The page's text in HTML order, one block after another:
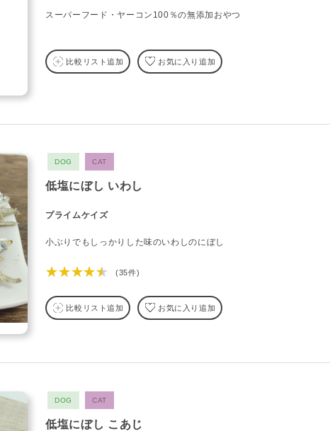
スーパーフード・ヤーコン100％の無添加おやつ
比較リスト追加 お気に入り追加
DOG CAT
低塩にぼし いわし
プライムケイズ
小ぶりでもしっかりした味のいわしのにぼし
★★★★★ (35件)
比較リスト追加 お気に入り追加
DOG CAT
低塩にぼし こあじ